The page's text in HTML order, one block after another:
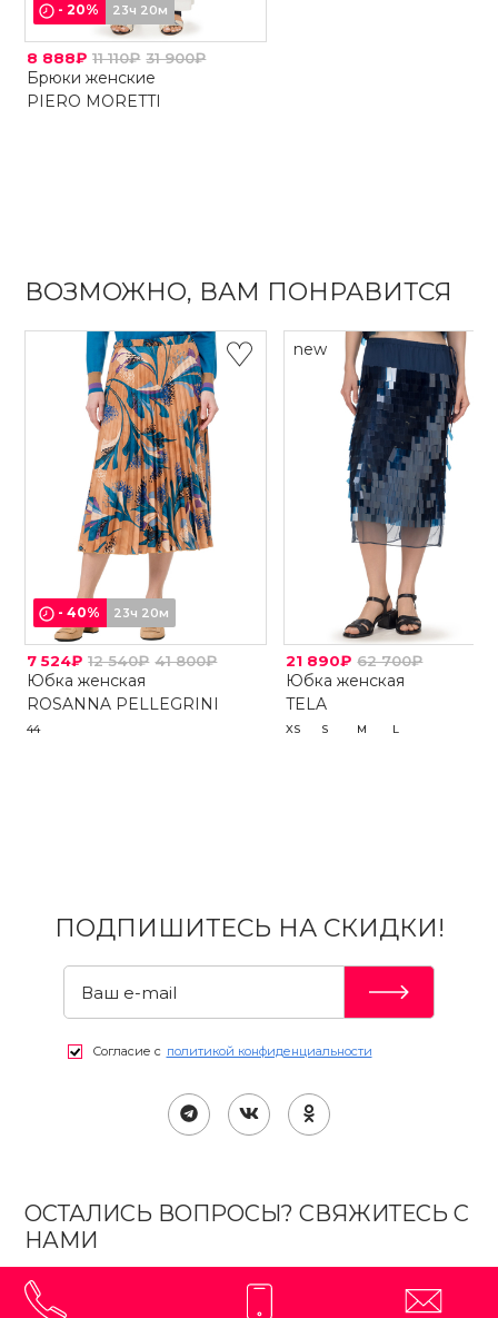
-20% 23ч 20м
8 888₽ 11 110₽ 31 900₽
Брюки женские
PIERO MORETTI
ВОЗМОЖНО, ВАМ ПОНРАВИТСЯ
-40% 23ч 20м
7 524₽ 12 540₽ 41 800₽
Юбка женская
ROSANNA PELLEGRINI
44
new
21 890₽ 62 700₽
Юбка женская
TELA
XS S M L
ПОДПИШИТЕСЬ НА СКИДКИ!
Согласие с политикой конфиденциальности
ОСТАЛИСЬ ВОПРОСЫ? СВЯЖИТЕСЬ С
НАМИ